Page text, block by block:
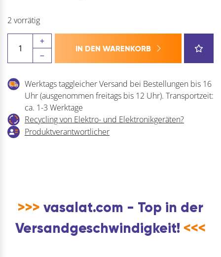
2 vorrätig
Multi-
Monti
plus
Sechskantschraube
-
IN DEN WARENKORB
Werktags taggleicher Versand bei Bestellungen bis 16
Uhr (ausgenommen freitags bis 12 Uhr). Transportzeit:
ca. 1-3 Werktage
Recycling von Elektro- und Elektronikgeräten?
Produktverantwortlicher
>>> vasalat.com - Top in der
Versandgeschwindigkeit! <<<